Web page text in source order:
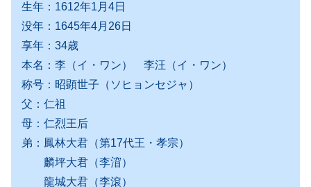
生年：1612年1月4日
没年：1645年4月26日
享年：34歳
本名：李（イ・ワン） 李汪（イ・ワン）
称号：昭顕世子（ソヒョンセジャ）
父：仁祖
母：仁烈王后
弟：鳳林大君（第17代王・孝宗）
麟坪大君（李㴭）
龍城大君（李滾）